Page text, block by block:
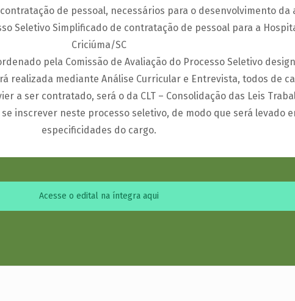
de pessoal, necessários para o desenvolvimento
Seletivo Simplificado de contratação de pessoal para a
Criciúma/SC
pela Comissão de Avaliação do Processo Seletivo
realizada mediante Análise Curricular e Entrevista, todos de
a ser contratado, será o da CLT – Consolidação das Leis
inscrever neste processo seletivo, de modo que será levado
especificidades do cargo.
Acesse o edital na íntegra aqui